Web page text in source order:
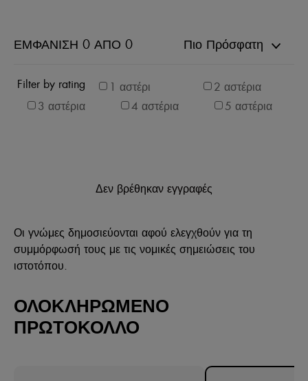
ΕΜΦΆΝΙΣΗ 0 ΑΠΌ 0 Πιο Πρόσφατη
Filter by rating 1 αστέρι
2 αστέρια
3 αστέρια
4 αστέρια 5 αστέρια
Δεν βρέθηκαν εγγραφές
Οι γνώμες δημοσιεύονται αφού ελεγχθούν για τη
συμμόρφωσή τους με τις νομικές σημειώσεις του
ιστοτόπου.
ΟΛΟΚΛΗΡΩΜΕΝΟ
ΠΡΩΤΟΚΟΛΛΟ